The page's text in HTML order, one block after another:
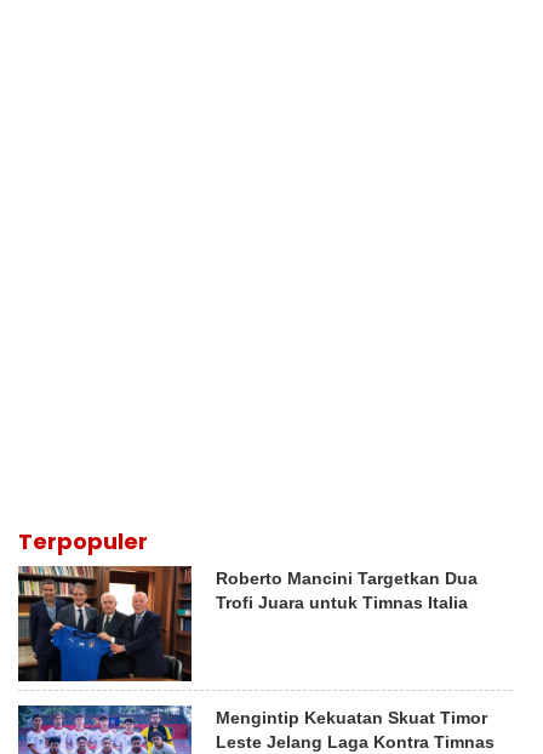
Terpopuler
Roberto Mancini Targetkan Dua
Trofi Juara untuk Timnas Italia
Mengintip Kekuatan Skuat Timor
Leste Jelang Laga Kontra Timnas